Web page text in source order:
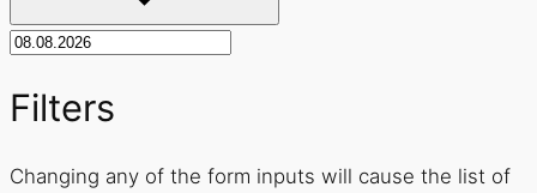
Filters
Changing any of the form inputs will cause the list of